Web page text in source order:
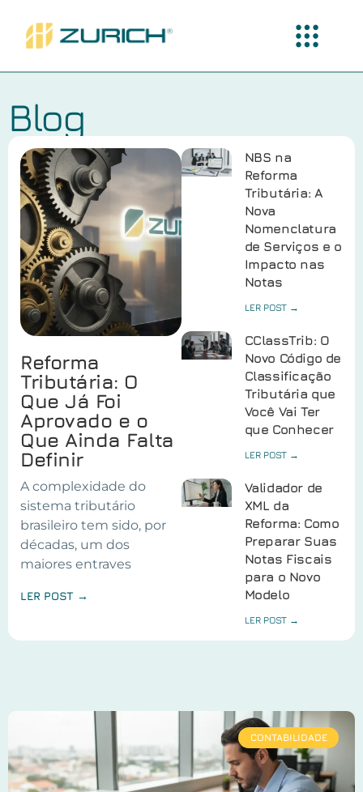
Blog
Reforma
Tributária: O
Que Já Foi
Aprovado e o
Que Ainda Falta
Definir
A complexidade do
sistema tributário
brasileiro tem sido, por
décadas, um dos
maiores entraves
LER POST →
NBS na
Reforma
Tributária: A
Nova
Nomenclatura
de Serviços e o
Impacto nas
Notas
LER POST →
CClassTrib: O
Novo Código de
Classificação
Tributária que
Você Vai Ter
que Conhecer
LER POST →
Validador de
XML da
Reforma: Como
Preparar Suas
Notas Fiscais
para o Novo
Modelo
LER POST →
CONTABILIDADE